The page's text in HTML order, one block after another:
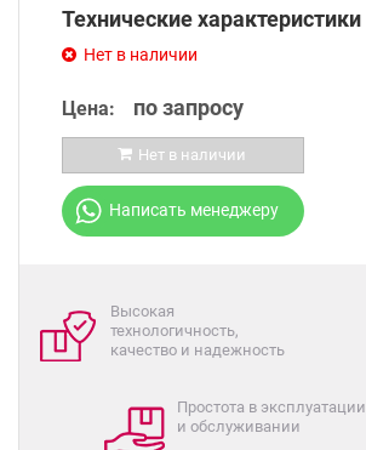
Технические характеристики
Нет в наличии
Цена: по запросу
Нет в наличии
Написать менеджеру
Высокая
технологичность,
качество и надежность
Простота в эксплуатации
и обслуживании